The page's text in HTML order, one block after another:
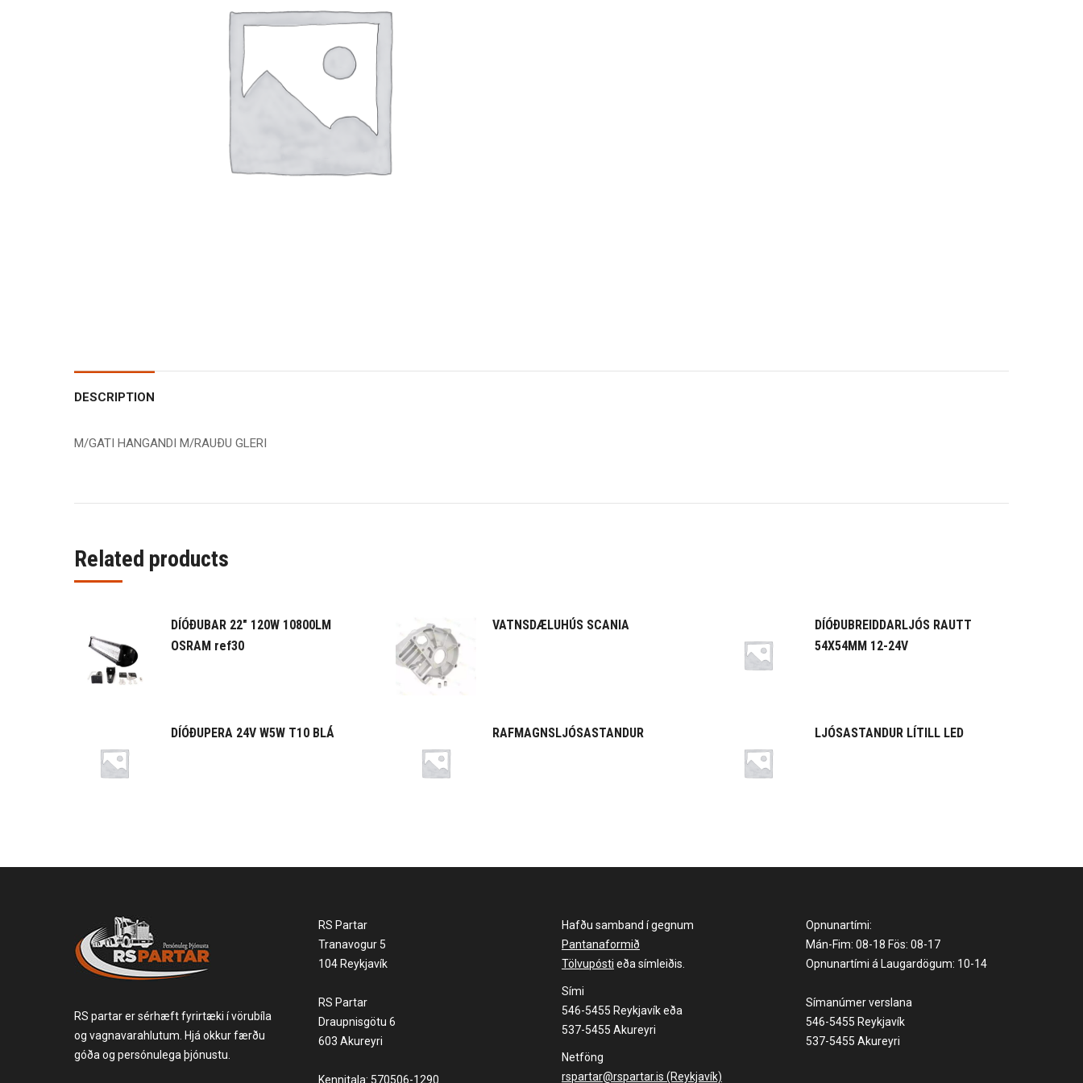
DESCRIPTION
M/GATI HANGANDI M/RAUÐU GLERI
Related products
DÍÓÐUBAR 22" 120W 10800LM
OSRAM ref30
VATNSDÆLUHÚS SCANIA
DÍÓÐUBREIDDARLJÓS RAUTT
54X54MM 12-24V
DÍÓÐUPERA 24V W5W T10 BLÁ RAFMAGNSLJÓSASTANDUR LJÓSASTANDUR LÍTILL LED
RS partar er sérhæft fyrirtæki í vörubíla
og vagnavarahlutum. Hjá okkur færðu
góða og persónulega þjónustu.
RS Partar
Tranavogur 5
104 Reykjavík
RS Partar
Draupnisgötu 6
603 Akureyri
Kennitala: 570506-1290
Hafðu samband í gegnum
Pantanaformið
Tölvupósti eða símleiðis.
Sími
546-5455 Reykjavík eða
537-5455 Akureyri
Netföng
rspartar@rspartar.is (Reykjavík)
Opnunartími:
Mán-Fim: 08-18 Fös: 08-17
Opnunartími á Laugardögum: 10-14
Símanúmer verslana
546-5455 Reykjavík
537-5455 Akureyri